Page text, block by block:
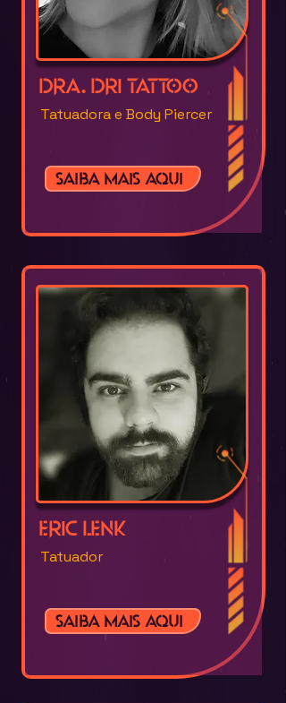
Dra. Dri Tattoo
Tatuadora e Body Piercer
Saiba mais aqui
Eric Lenk
Tatuador
Saiba mais aqui